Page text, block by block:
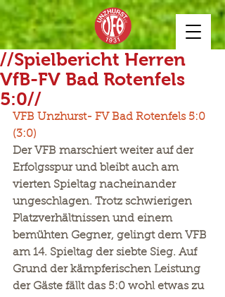
//Spielbericht Herren
VfB-FV Bad Rotenfels
5:0//
VFB Unzhurst- FV Bad Rotenfels 5:0
(3:0)
Der VFB marschiert weiter auf der
Erfolgsspur und bleibt auch am
vierten Spieltag nacheinander
ungeschlagen. Trotz schwierigen
Platzverhältnissen und einem
bemühten Gegner, gelingt dem VFB
am 14. Spieltag der siebte Sieg. Auf
Grund der kämpferischen Leistung
der Gäste fällt das 5:0 wohl etwas zu